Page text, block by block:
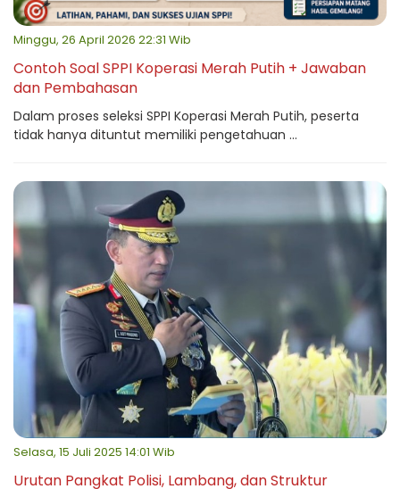
Minggu, 26 April 2026 22:31 Wib
Contoh Soal SPPI Koperasi Merah Putih + Jawaban
dan Pembahasan
Dalam proses seleksi SPPI Koperasi Merah Putih, peserta
tidak hanya dituntut memiliki pengetahuan ...
Selasa, 15 Juli 2025 14:01 Wib
Urutan Pangkat Polisi, Lambang, dan Struktur